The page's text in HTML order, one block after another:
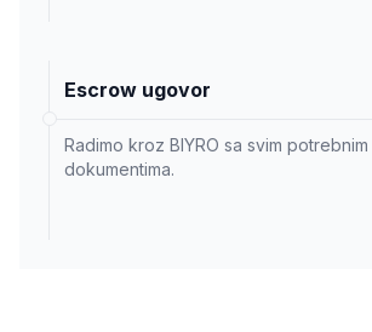
Escrow ugovor
Radimo kroz BIYRO sa svim potrebnim
dokumentima.